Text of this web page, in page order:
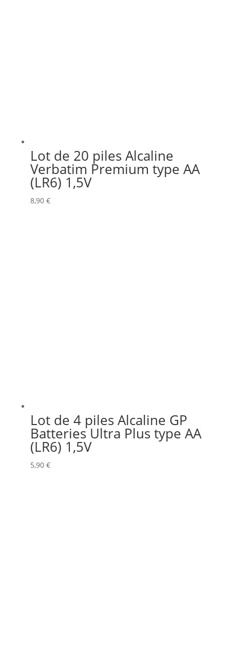
Lot de 20 piles Alcaline
Verbatim Premium type AA
(LR6) 1,5V
8,90 €
Lot de 4 piles Alcaline GP
Batteries Ultra Plus type AA
(LR6) 1,5V
5,90 €